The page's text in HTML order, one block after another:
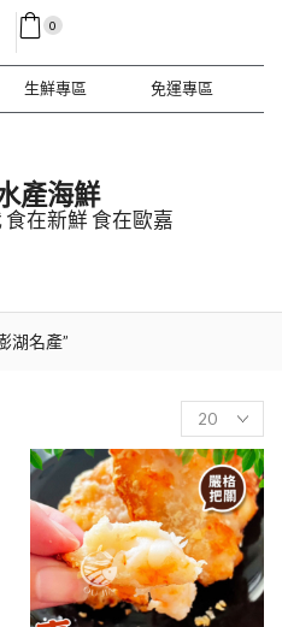
0
生鮮專區 免運專區
產海鮮
食在新鮮 食在歐嘉
湖名產”